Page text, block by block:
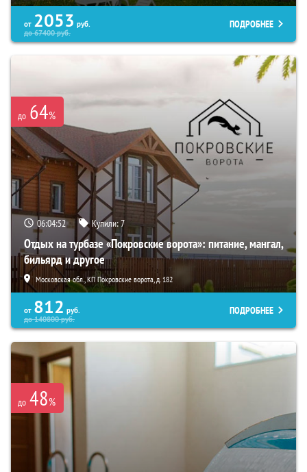
от 2053 руб.
до67400руб.
ПОДРОБНЕЕ
до 64%
06:04:50 Купили:7
Отдых на турбазе «Покровские ворота»: питание, мангал,
бильярд и другое
Московская обл., КП Покровские ворота, д. 182
от 812 руб.
до140800руб.
ПОДРОБНЕЕ
до 48%